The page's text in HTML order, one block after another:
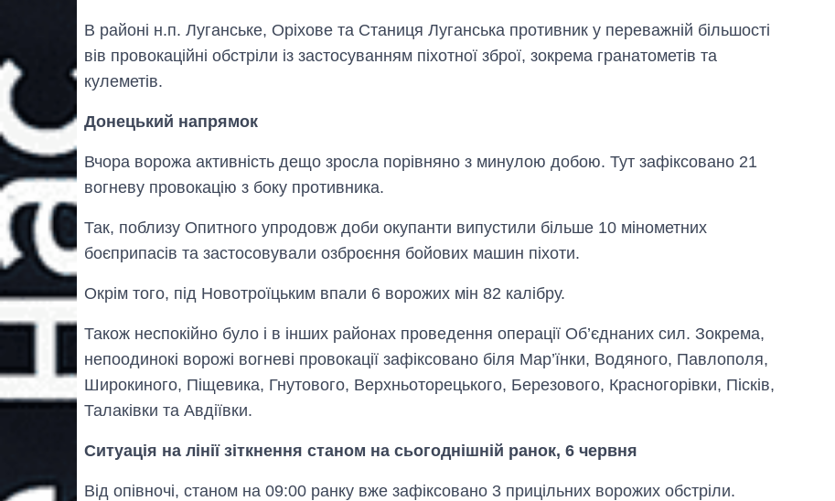
В районі н.п. Луганське, Оріхове та Станиця Луганська противник у переважній більшості
вів провокаційні обстріли із застосуванням піхотної зброї, зокрема гранатометів та
кулеметів.
Донецький напрямок
Вчора ворожа активність дещо зросла порівняно з минулою добою. Тут зафіксовано 21
вогневу провокацію з боку противника.
Так, поблизу Опитного упродовж доби окупанти випустили більше 10 мінометних
боєприпасів та застосовували озброєння бойових машин піхоти.
Окрім того, під Новотроїцьким впали 6 ворожих мін 82 калібру.
Також неспокійно було і в інших районах проведення операції Об’єднаних сил. Зокрема,
непоодинокі ворожі вогневі провокації зафіксовано біля Мар’їнки, Водяного, Павлополя,
Широкиного, Піщевика, Гнутового, Верхньоторецького, Березового, Красногорівки, Пісків,
Талаківки та Авдіївки.
Ситуація на лінії зіткнення станом на сьогоднішній ранок, 6 червня
Від опівночі, станом на 09:00 ранку вже зафіксовано 3 прицільних ворожих обстріли.